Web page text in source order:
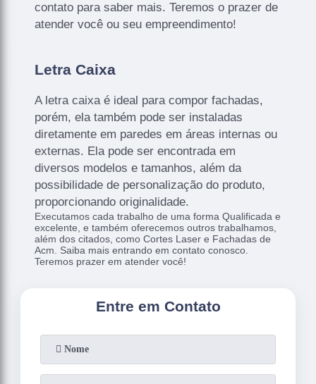
contato para saber mais. Teremos o prazer de
atender você ou seu empreendimento!
Letra Caixa
A letra caixa é ideal para compor fachadas,
porém, ela também pode ser instaladas
diretamente em paredes em áreas internas ou
externas. Ela pode ser encontrada em
diversos modelos e tamanhos, além da
possibilidade de personalização do produto,
proporcionando originalidade.
Executamos cada trabalho de uma forma Qualificada e
excelente, e também oferecemos outros trabalhamos,
além dos citados, como Cortes Laser e Fachadas de
Acm. Saiba mais entrando em contato conosco.
Teremos prazer em atender você!
Entre em Contato